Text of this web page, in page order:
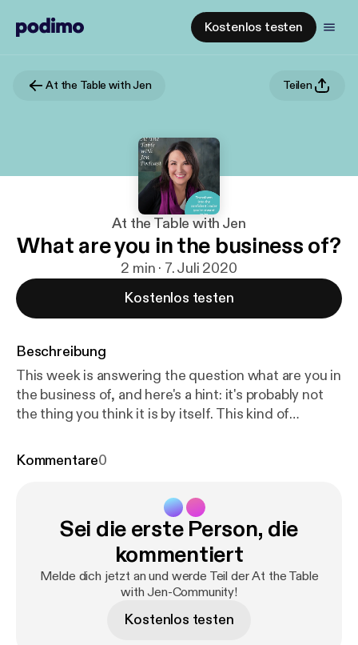
Kostenlos testen
At the Table with Jen Teilen
At the Table with Jen
What are you in the business of?
2 min · 7. Juli 2020
Kostenlos testen
Beschreibung
This week is answering the question what are you in
the business of, and here's a hint: it's probably not
the thing you think it is by itself. This kind of
step is shifting your mindset, and I have a freebie to
you start recognizing the leader within, so go to
www.jennifermilius.com [https://www.jennifermilius.
]and get started!
Kommentare0
Sei die erste Person, die
kommentiert
Melde dich jetzt an und werde Teil der At the Table
with Jen-Community!
Kostenlos testen